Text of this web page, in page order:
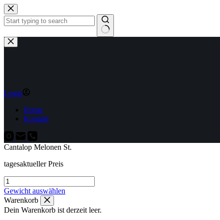
Zum
Inhalt
springen
Keine
Ergebnisse
Login
Home
Kontakt
Cantalop Melonen St.
tagesaktueller Preis
Cantalop
Melonen
St.
Menge
Gewicht auswählen
Warenkorb
Dein Warenkorb ist derzeit leer.